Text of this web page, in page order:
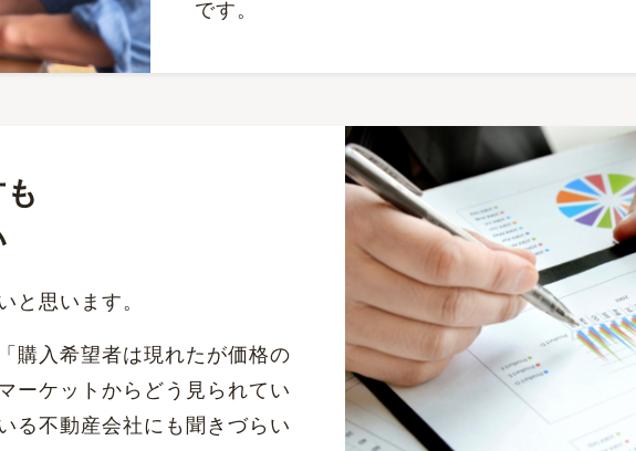
です。
と思います。
購入希望者は現れたが価格の
ーケットからどう見られてい
る不動産会社にも聞きづらい